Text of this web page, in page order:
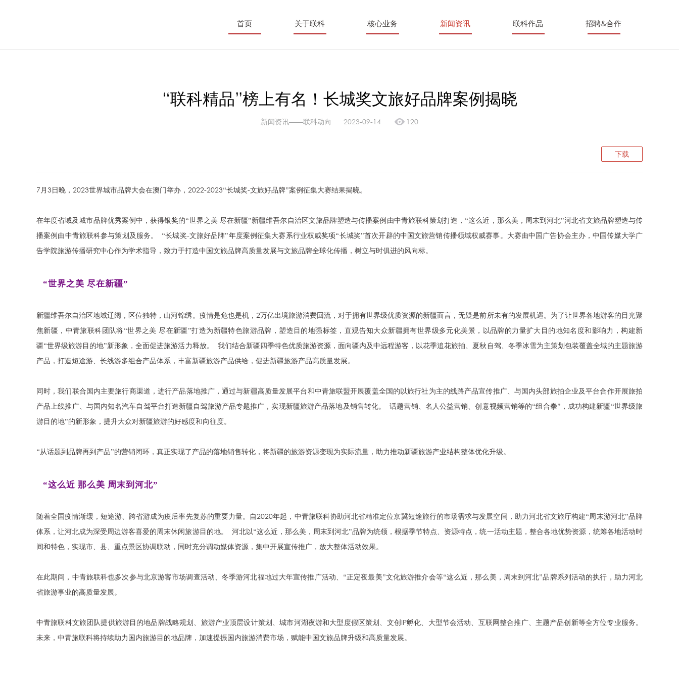
首页 关于联科 核心业务 新闻资讯 联科作品 招聘&合作
“联科精品”榜上有名！长城奖文旅好品牌案例揭晓
新闻资讯——联科动向 2023-09-14 120
下载
7月3日晚，2023世界城市品牌大会在澳门举办，2022-2023“长城奖-文旅好品牌”案例征集大赛结果揭晓。
在年度省域及城市品牌优秀案例中，获得银奖的“世界之美 尽在新疆”新疆维吾尔自治区文旅品牌塑造与传播案例由中青旅联科策划打造，“这么近，那么美，周末到河北”河北省文旅品牌塑造与传
播案例由中青旅联科参与策划及服务。 “长城奖-文旅好品牌”年度案例征集大赛系行业权威奖项“长城奖”首次开辟的中国文旅营销传播领域权威赛事。大赛由中国广告协会主办，中国传媒大学广
告学院旅游传播研究中心作为学术指导，致力于打造中国文旅品牌高质量发展与文旅品牌全球化传播，树立与时俱进的风向标。
“世界之美 尽在新疆”
新疆维吾尔自治区地域辽阔，区位独特，山河锦绣。疫情是危也是机，2万亿出境旅游消费回流，对于拥有世界级优质资源的新疆而言，无疑是前所未有的发展机遇。为了让世界各地游客的目光聚
焦新疆，中青旅联科团队将“世界之美 尽在新疆”打造为新疆特色旅游品牌，塑造目的地强标签，直观告知大众新疆拥有世界级多元化美景，以品牌的力量扩大目的地知名度和影响力，构建新
疆“世界级旅游目的地”新形象，全面促进旅游活力释放。 我们结合新疆四季特色优质旅游资源，面向疆内及中远程游客，以花季追花旅拍、夏秋自驾、冬季冰雪为主策划包装覆盖全域的主题旅游
产品，打造短途游、长线游多组合产品体系，丰富新疆旅游产品供给，促进新疆旅游产品高质量发展。
同时，我们联合国内主要旅行商渠道，进行产品落地推广，通过与新疆高质量发展平台和中青旅联盟开展覆盖全国的以旅行社为主的线路产品宣传推广、与国内头部旅拍企业及平台合作开展旅拍
产品上线推广、与国内知名汽车自驾平台打造新疆自驾旅游产品专题推广，实现新疆旅游产品落地及销售转化。 话题营销、名人公益营销、创意视频营销等的“组合拳”，成功构建新疆“世界级旅
游目的地”的新形象，提升大众对新疆旅游的好感度和向往度。
“从话题到品牌再到产品”的营销闭环，真正实现了产品的落地销售转化，将新疆的旅游资源变现为实际流量，助力推动新疆旅游产业结构整体优化升级。
“这么近 那么美 周末到河北”
随着全国疫情渐缓，短途游、跨省游成为疫后率先复苏的重要力量。自2020年起，中青旅联科协助河北省精准定位京冀短途旅行的市场需求与发展空间，助力河北省文旅厅构建“周末游河北”品牌
体系，让河北成为深受周边游客喜爱的周末休闲旅游目的地。 河北以“这么近，那么美，周末到河北”品牌为统领，根据季节特点、资源特点，统一活动主题，整合各地优势资源，统筹各地活动时
间和特色，实现市、县、重点景区协调联动，同时充分调动媒体资源，集中开展宣传推广，放大整体活动效果。
在此期间，中青旅联科也多次参与北京游客市场调查活动、冬季游河北福地过大年宣传推广活动、“正定夜最美”文化旅游推介会等“这么近，那么美，周末到河北”品牌系列活动的执行，助力河北
省旅游事业的高质量发展。
中青旅联科文旅团队提供旅游目的地品牌战略规划、旅游产业顶层设计策划、城市河湖夜游和大型度假区策划、文创IP孵化、大型节会活动、互联网整合推广、主题产品创新等全方位专业服务。
未来，中青旅联科将持续助力国内旅游目的地品牌，加速提振国内旅游消费市场，赋能中国文旅品牌升级和高质量发展。